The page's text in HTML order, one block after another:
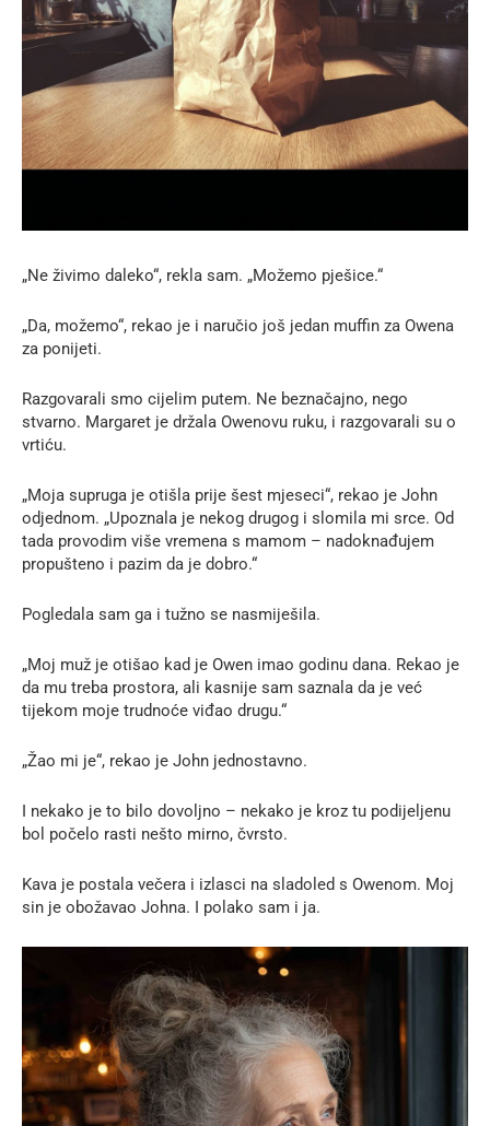
„Ne živimo daleko“, rekla sam. „Možemo pješice.“
„Da, možemo“, rekao je i naručio još jedan muffin za Owena
za ponijeti.
Razgovarali smo cijelim putem. Ne beznačajno, nego
stvarno. Margaret je držala Owenovu ruku, i razgovarali su o
vrtiću.
„Moja supruga je otišla prije šest mjeseci“, rekao je John
odjednom. „Upoznala je nekog drugog i slomila mi srce. Od
tada provodim više vremena s mamom – nadoknađujem
propušteno i pazim da je dobro.“
Pogledala sam ga i tužno se nasmiješila.
„Moj muž je otišao kad je Owen imao godinu dana. Rekao je
da mu treba prostora, ali kasnije sam saznala da je već
tijekom moje trudnoće viđao drugu.“
„Žao mi je“, rekao je John jednostavno.
I nekako je to bilo dovoljno – nekako je kroz tu podijeljenu
bol počelo rasti nešto mirno, čvrsto.
Kava je postala večera i izlasci na sladoled s Owenom. Moj
sin je obožavao Johna. I polako sam i ja.